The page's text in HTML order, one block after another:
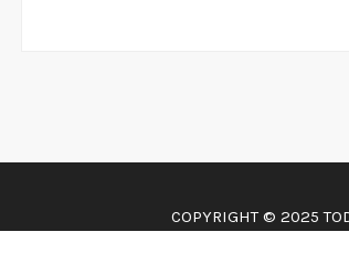
COPYRIGHT © 2025